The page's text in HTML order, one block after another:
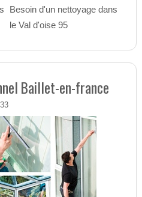
Besoin d'un nettoyage dans
le Val d'oise 95
Baillet-en-france